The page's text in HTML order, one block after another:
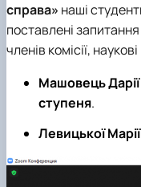
справа» наші
поставлені
членів комісії,
Машовець Дарії
ступеня.
Левицької Марії